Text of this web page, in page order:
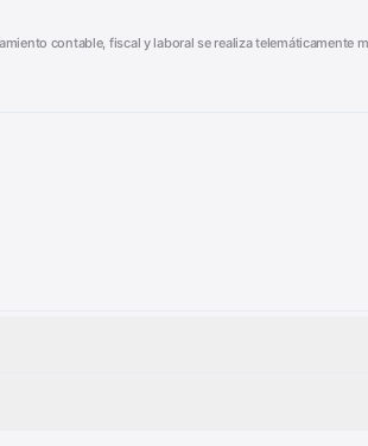
contable, fiscal y laboral se realiza telemáticamente